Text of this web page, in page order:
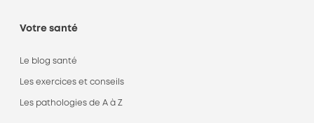
Votre santé
Le blog santé
Les exercices et conseils
Les pathologies de A à Z